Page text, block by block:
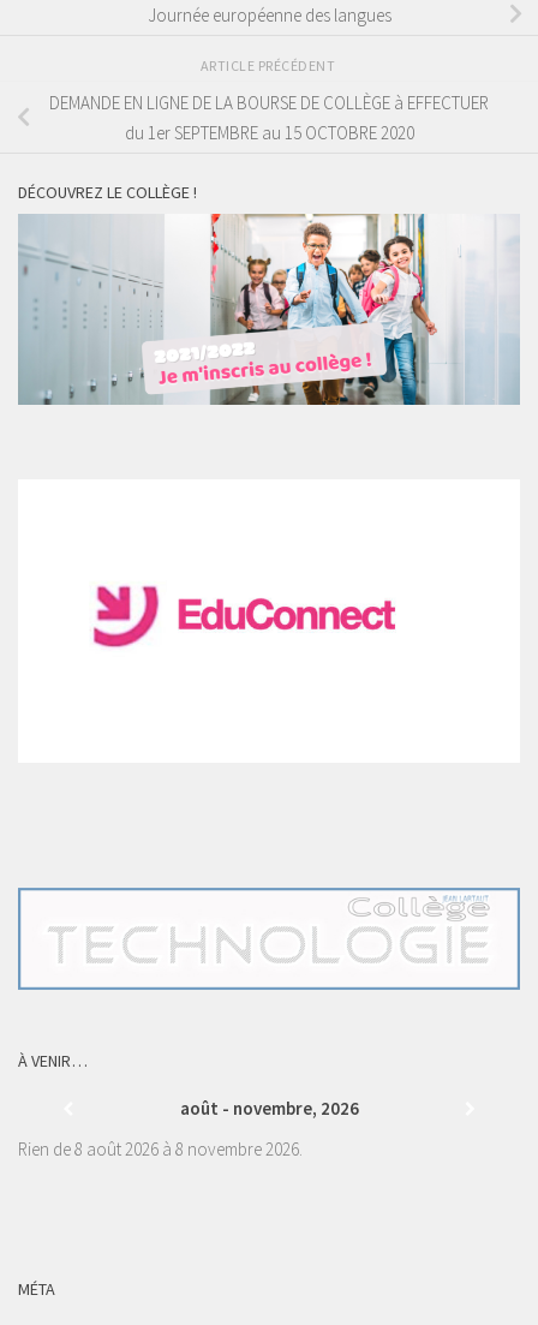
Journée européenne des langues
ARTICLE PRÉCÉDENT
DEMANDE EN LIGNE DE LA BOURSE DE COLLÈGE à EFFECTUER
du 1er SEPTEMBRE au 15 OCTOBRE 2020
DÉCOUVREZ LE COLLÈGE !
À VENIR…
août - novembre, 2026
Rien de 8 août 2026 à 8 novembre 2026.
MÉTA